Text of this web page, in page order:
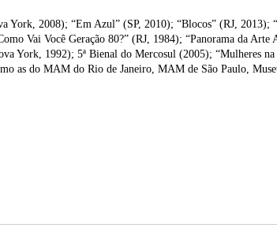
York, 2008); “Em Azul” (SP, 2010); “Blocos” (RJ, 2013);
Vai Você Geração 80?” (RJ, 1984); “Panorama da
York, 1992); 5ª Bienal do Mercosul (2005); “Mulheres
as do MAM do Rio de Janeiro, MAM de São Paulo,